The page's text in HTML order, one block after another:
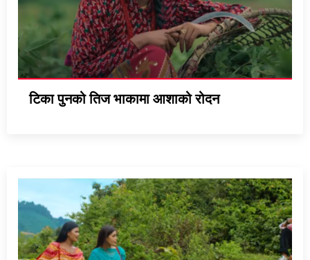
टिका पुनको तिज भाकामा आशाको रोदन